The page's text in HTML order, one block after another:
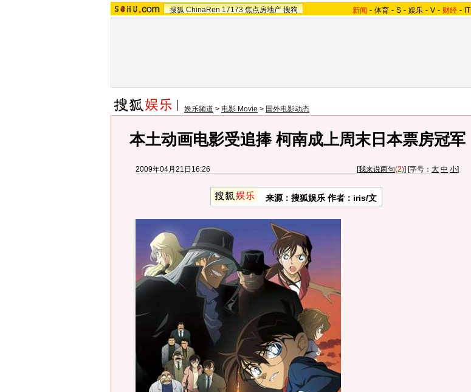
搜狐 ChinaRen 17173 焦点房地产 搜狗 新闻 - 体育 - S - 娱乐 - V - 财经 - IT
娱乐频道 > 电影 Movie > 国外电影动态
本土动画电影受追捧 柯南成上周末日本票房冠军
2009年04月21日16:26 [我来说两句(2)] [字号： 大 中 小]
来源： 搜狐娱乐 作者：iris/文